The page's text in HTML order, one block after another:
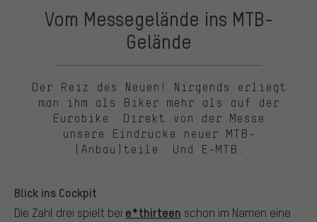
Vom Messegelände ins MTB-
Gelände
Der Reiz des Neuen! Nirgends erliegt
man ihm als Biker mehr als auf der
Eurobike. Direkt von der Messe
unsere Eindrücke neuer MTB-
(Anbau)teile. Und E-MTB.
Blick ins Cockpit
Die Zahl drei spielt bei e*thirteen schon im Namen eine